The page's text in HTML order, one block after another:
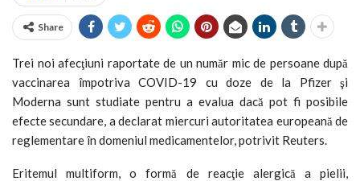
Share
Trei noi afecţiuni raportate de un număr mic de persoane după
vaccinarea împotriva COVID-19 cu doze de la Pfizer şi
Moderna sunt studiate pentru a evalua dacă pot fi posibile
efecte secundare, a declarat miercuri autoritatea europeană de
reglementare în domeniul medicamentelor, potrivit Reuters.
Eritemul multiform, o formă de reacţie alergică a pielii,